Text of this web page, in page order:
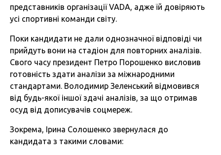
представників організації VADA, адже їй довіряють
усі спортивні команди світу.
Поки кандидати не дали однозначної відповіді чи
прийдуть вони на стадіон для повторних аналізів.
Свого часу президент Петро Порошенко висловив
готовність здати аналізи за міжнародними
стандартами. Володимир Зеленський відмовився
від будь-якої іншої здачі аналізів, за що отримав
осуд від дописувачів соцмереж.
Зокрема, Ірина Солошенко звернулася до
кандидата з такими словами: